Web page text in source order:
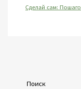
Сделай сам:
Поиск